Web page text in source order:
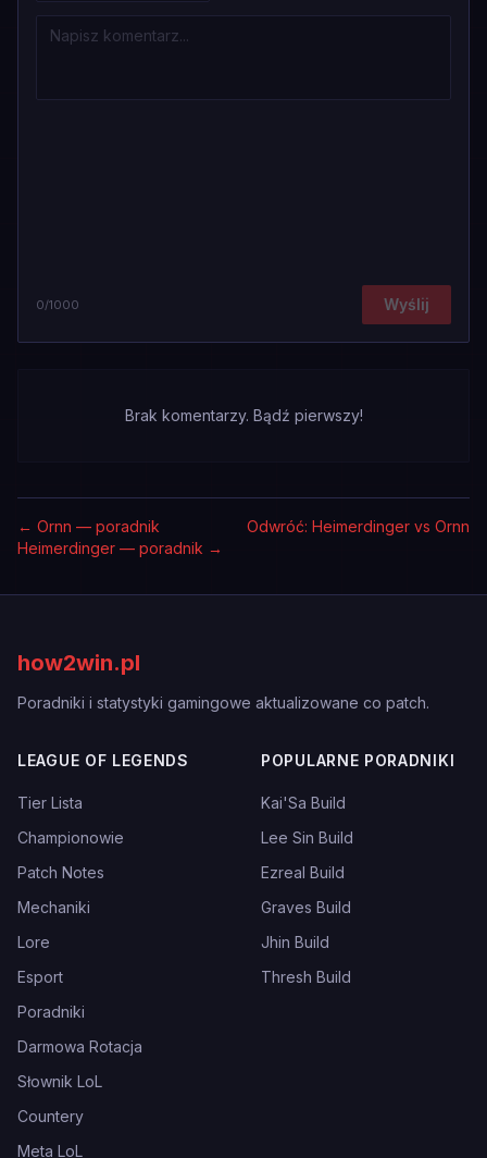
0/1000 Wyślij
Brak komentarzy. Bądź pierwszy!
← Ornn — poradnik
Odwróć: Heimerdinger vs Ornn
Heimerdinger — poradnik →
how2win.pl
Poradniki i statystyki gamingowe aktualizowane co patch.
LEAGUE OF LEGENDS
Tier Lista
Championowie
Patch Notes
Mechaniki
Lore
Esport
Poradniki
Darmowa Rotacja
Słownik LoL
Countery
Meta LoL
POPULARNE PORADNIKI
Kai'Sa Build
Lee Sin Build
Ezreal Build
Graves Build
Jhin Build
Thresh Build